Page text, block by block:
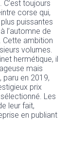
toujours
corse qui,
puissantes
l’automne de
Cette ambition
volumes.
hermétique, il
mais
, paru en 2019,
prix
Les
leur fait,
en publiant